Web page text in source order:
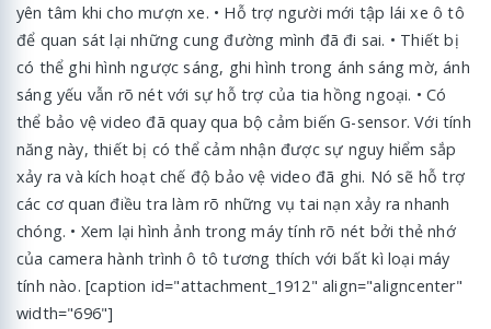
yên tâm khi cho mượn xe. • Hỗ trợ người mới tập lái xe ô tô
để quan sát lại những cung đường mình đã đi sai. • Thiết bị
có thể ghi hình ngược sáng, ghi hình trong ánh sáng mờ, ánh
sáng yếu vẫn rõ nét với sự hỗ trợ của tia hồng ngoại. • Có
thể bảo vệ video đã quay qua bộ cảm biến G-sensor. Với tính
năng này, thiết bị có thể cảm nhận được sự nguy hiểm sắp
xảy ra và kích hoạt chế độ bảo vệ video đã ghi. Nó sẽ hỗ trợ
các cơ quan điều tra làm rõ những vụ tai nạn xảy ra nhanh
chóng. • Xem lại hình ảnh trong máy tính rõ nét bởi thẻ nhớ
của camera hành trình ô tô tương thích với bất kì loại máy
tính nào. [caption id="attachment_1912" align="aligncenter"
width="696"]